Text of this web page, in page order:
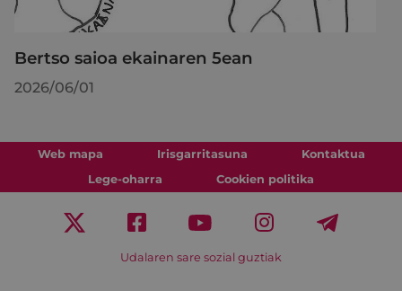
Bertso saioa ekainaren 5ean
2026/06/01
Web mapa Irisgarritasuna
Kontaktua
Lege-oharra
Cookien politika
Udalaren sare sozial guztiak